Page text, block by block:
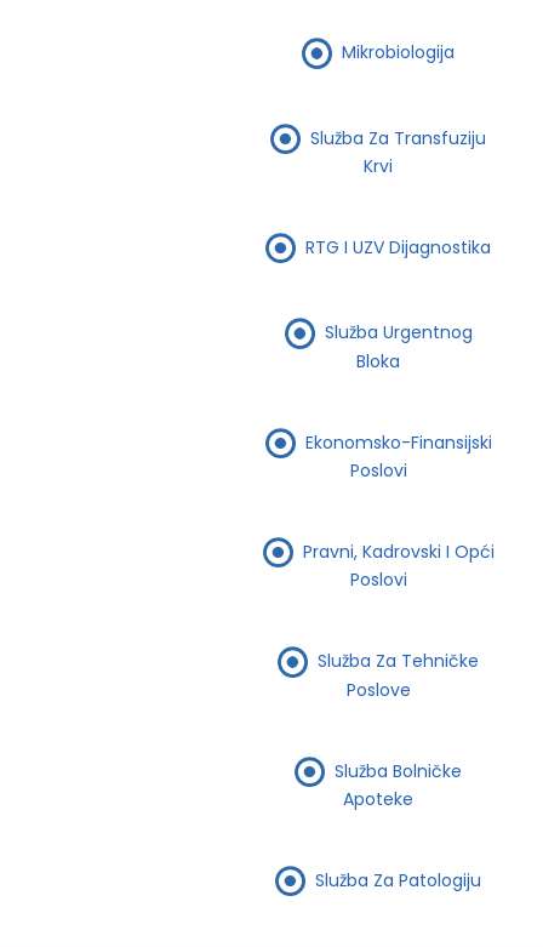
Mikrobiologija
Služba Za Transfuziju
Krvi
RTG I UZV Dijagnostika
Služba Urgentnog
Bloka
Ekonomsko-Finansijski
Poslovi
Pravni, Kadrovski I Opći
Poslovi
Služba Za Tehničke
Poslove
Služba Bolničke
Apoteke
Služba Za Patologiju